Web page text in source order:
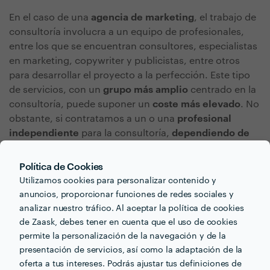
Política de Cookies
Utilizamos cookies para personalizar contenido y
anuncios, proporcionar funciones de redes sociales y
analizar nuestro tráfico. Al aceptar la política de cookies
de Zaask, debes tener en cuenta que el uso de cookies
permite la personalización de la navegación y de la
presentación de servicios, así como la adaptación de la
oferta a tus intereses. Podrás ajustar tus definiciones de
En el caso de una agencia de marketing, el trabajo de
consultoría involucra a un equipo de profesionales,
entre los que se encuentran consultores, especialistas
en marketing, copywriter y publicistas, entre otros
para desarrollar el proyecto a la perfección. Este tipo
de servicios, con un grupo más amplio centrado en la
consultoría, puede suponer un coste más elevado. No
obstante, si contratamos a un o una profesional
independiente para la consultoría, dependiendo de
el sector, el
precio
Tipos de servicios incluidos
El servicio más importante de la consultoría SEO
consiste en lacreación de contenido de calidad.
y las profesionales de esta área crearán textos
específicos para tu nicho que puedan mostrarle al